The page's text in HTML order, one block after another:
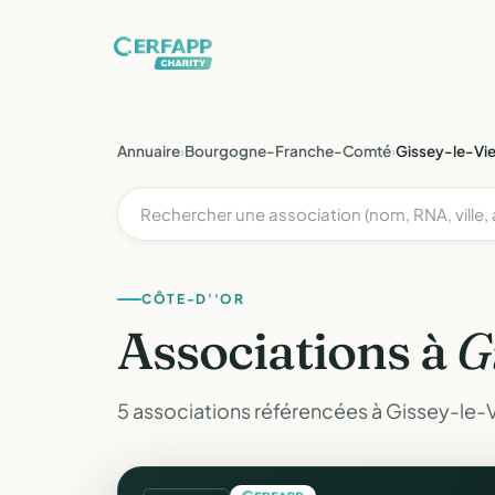
Annuaire›Bourgogne-Franche-Comté›Gissey-le-
CÔTE-D''OR
Associations à
5 associations référencées à Gissey-